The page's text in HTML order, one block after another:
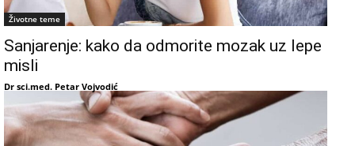
Životne teme
Sanjarenje: kako da odmorite mozak uz lepe
misli
Dr sci.med. Petar Vojvodić